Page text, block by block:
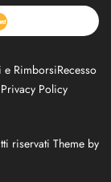
e RimborsiRecesso
Privacy Policy
riservati Theme by